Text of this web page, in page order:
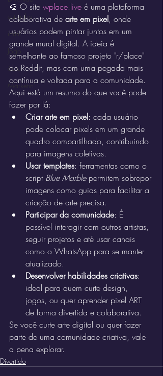
estranho
inútil
Jogo
ócio
Marketin'
🎨 O site wplace.live é uma plataforma
colaborativa de arte em pixel, onde
usuários podem pintar juntos em um
grande mural digital. A ideia é
semelhante ao famoso projeto "r/place"
do Reddit, mas com uma pegada mais
contínua e voltada para a comunidade.
Aqui está um resumo do que você pode
fazer por lá:
Criar arte em pixel: cada usuário
pode colocar pixels em um grande
quadro compartilhado, contribuindo
para imagens coletivas.
Usar templates: ferramentas como o
script Blue Marble permitem sobrepor
imagens como guias para facilitar a
criação de arte precisa.
Participar da comunidade: É
possível interagir com outros artistas,
seguir projetos e até usar canais
como o WhatsApp para se manter
atualizado.
Desenvolver habilidades criativas:
ideal para quem curte design,
jogos, ou quer aprender pixel ART
de forma divertida e colaborativa.
Se você curte arte digital ou quer fazer
parte de uma comunidade criativa, vale
a pena explorar.
Divertido